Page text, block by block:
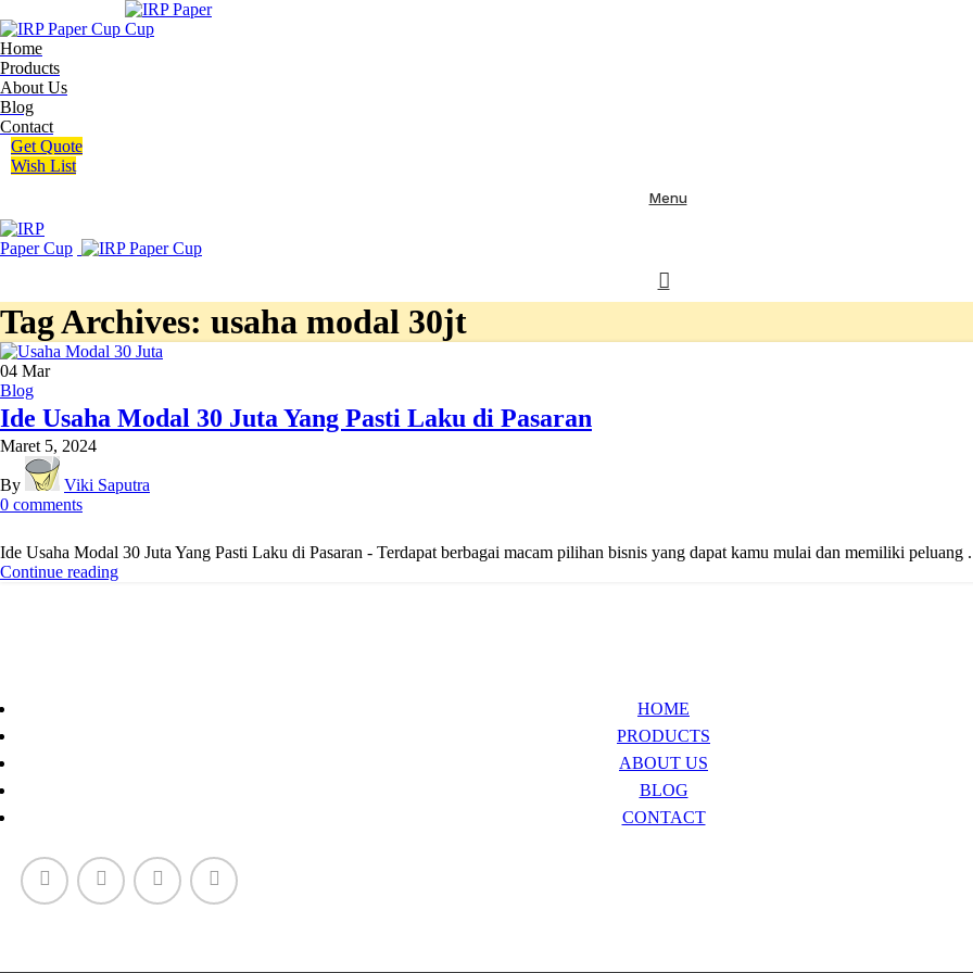
Home
Products
About Us
Blog
Contact
Get Quote
Wish List
Menu
Tag Archives: usaha modal 30jt
04 Mar
Blog
Ide Usaha Modal 30 Juta Yang Pasti Laku di Pasaran
Maret 5, 2024
By
Viki Saputra
0 comments
Ide Usaha Modal 30 Juta Yang Pasti Laku di Pasaran - Terdapat berbagai macam pilihan bisnis yang dapat kamu mulai dan memiliki peluang
Continue reading
HOME
PRODUCTS
ABOUT US
BLOG
CONTACT